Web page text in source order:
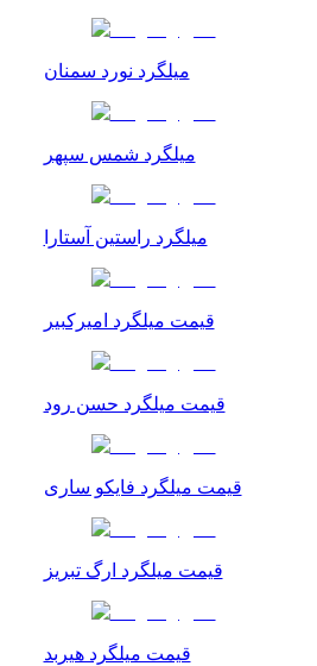
میلگرد نورد سمنان
میلگرد شمس سپهر
میلگرد راستین آستارا
قیمت میلگرد امیرکبیر
قیمت میلگرد حسن رود
قیمت میلگرد فایکو ساری
قیمت میلگرد ارگ تبریز
قیمت میلگرد هیربد